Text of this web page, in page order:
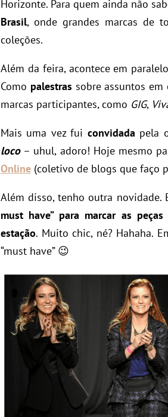
Horizonte. Para quem ainda não
Brasil, onde grandes marcas de
coleções.
Além da feira, acontece em
Como palestras sobre assuntos
marcas participantes, como GIG,
Mais uma vez fui convidada pela
loco– uhul, adoro! Hoje mesmo
Online (coletivo de blogs que faço
Além disso, tenho outra novidade.
must have” para marcar as
estação. Muito chic, né? Hahaha.
“must have” 😉